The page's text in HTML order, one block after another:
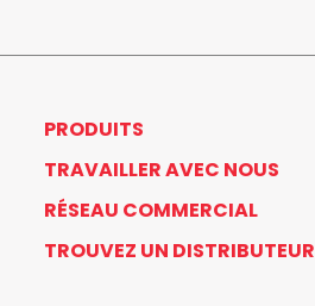
PRODUITS
TRAVAILLER AVEC NOUS
RÉSEAU COMMERCIAL
TROUVEZ UN DISTRIBUTEUR